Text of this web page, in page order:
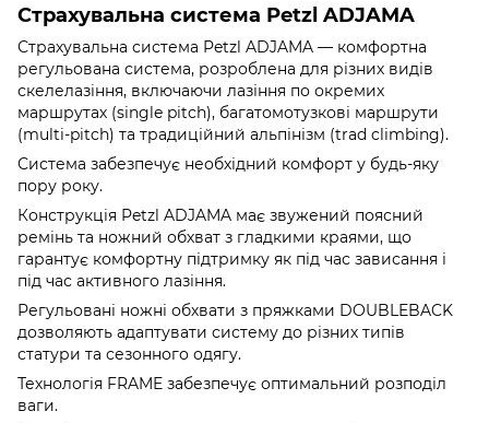
Страхувальна система Petzl ADJAMA
Страхувальна система Petzl ADJAMA — комфортна
регульована система, розроблена для різних видів
скелелазіння, включаючи лазіння по окремих
маршрутах (single pitch), багатомотузкові маршрути
(multi-pitch) та традиційний альпінізм (trad climbing).
Система забезпечує необхідний комфорт у будь-яку
пору року.
Конструкція Petzl ADJAMA має звужений поясний
ремінь та ножний обхват з гладкими краями, що
гарантує комфортну підтримку як під час зависання і
під час активного лазіння.
Регульовані ножні обхвати з пряжками DOUBLEBACK
дозволяють адаптувати систему до різних типів
статури та сезонного одягу.
Технологія FRAME забезпечує оптимальний розподіл
ваги.